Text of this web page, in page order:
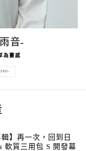
音-
為靈感
輯】再一次，回到日
軟質三用包 S 開發幕